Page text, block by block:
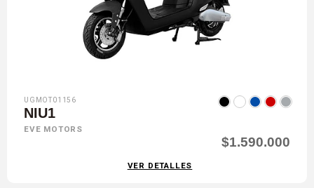
UGMOT01156
NIU1
EVE MOTORS
$1.590.000
VER DETALLES